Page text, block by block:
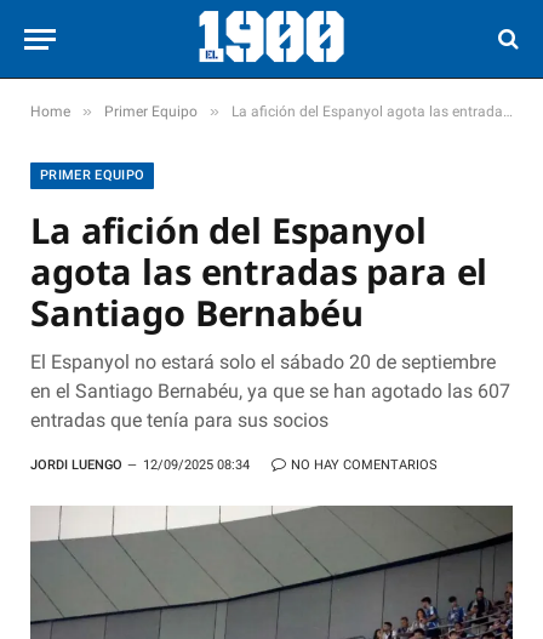
Home » Primer Equipo » La afición del Espanyol agota las entradas para el Santiago Bernabéu
PRIMER EQUIPO
La afición del Espanyol
agota las entradas para el
Santiago Bernabéu
El Espanyol no estará solo el sábado 20 de septiembre
en el Santiago Bernabéu, ya que se han agotado las 607
entradas que tenía para sus socios
JORDI LUENGO 12/09/2025 08:34 NO HAY COMENTARIOS